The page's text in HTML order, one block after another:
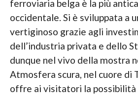
ferroviaria belga è la più
occidentale. Si è sviluppata a
vertiginoso grazie agli
dell’industria privata e dello
dunque nel vivo della mostra
Atmosfera scura, nel cuore di
offre ai visitatori la possibilità